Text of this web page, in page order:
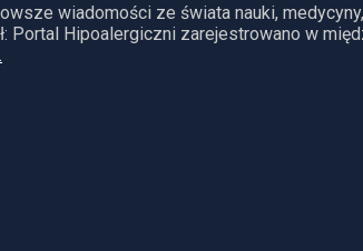
wiadomości ze świata nauki,
Hipoalergiczni zarejestrowano w